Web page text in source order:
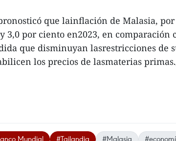
que lainflación de Malasia,
3,0 por ciento en2023, en comparación
que disminuyan lasrestricciones de
los precios de lasmaterias
Mundial #Tailandia #Malasia